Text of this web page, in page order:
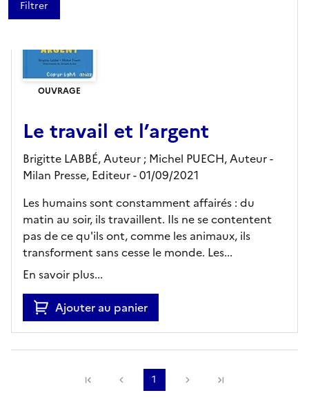
OUVRAGE
Le travail et l’argent
Brigitte LABBÉ, Auteur ; Michel PUECH, Auteur -
Milan Presse, Editeur- 01/09/2021
Les humains sont constamment affairés : du
matin au soir, ils travaillent. Ils ne se contentent
pas de ce qu'ils ont, comme les animaux, ils
transforment sans cesse le monde. Les...
En savoir plus...
Ajouter au panier
Précédente
1 Suivante